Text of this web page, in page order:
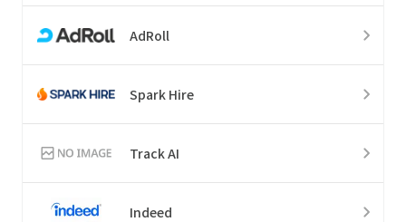
AdRoll
Spark Hire
Track AI
Indeed